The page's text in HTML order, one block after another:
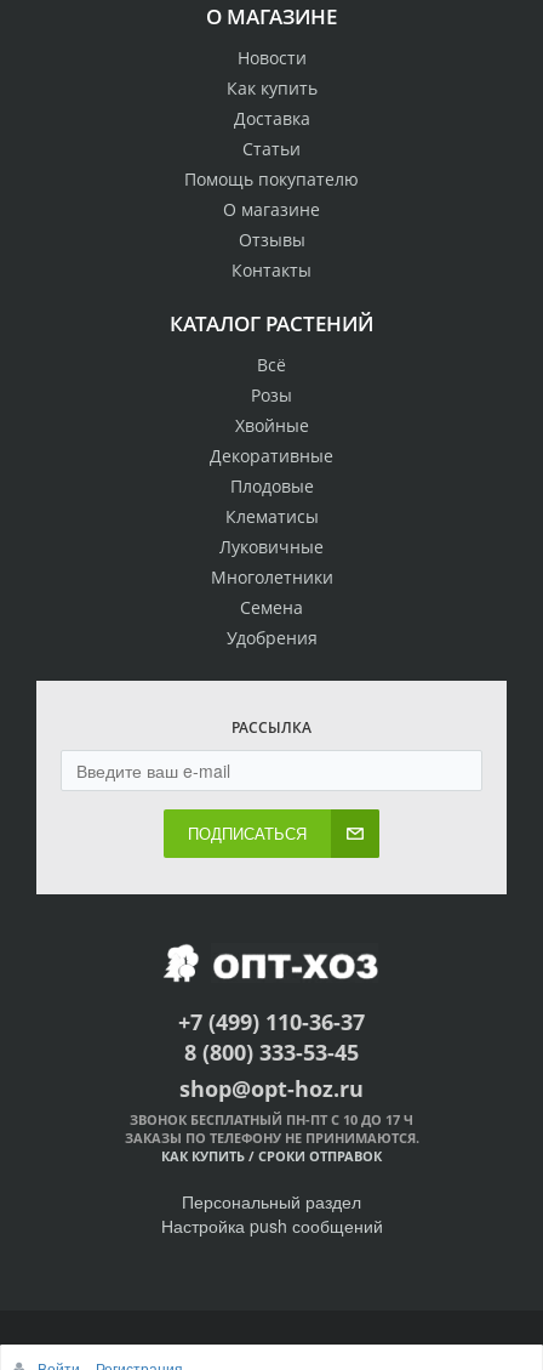
О МАГАЗИНЕ
Новости
Как купить
Доставка
Статьи
Помощь покупателю
О магазине
Отзывы
Контакты
КАТАЛОГ РАСТЕНИЙ
Всё
Розы
Хвойные
Декоративные
Плодовые
Клематисы
Луковичные
Многолетники
Семена
Удобрения
РАССЫЛКА
ПОДПИСАТЬСЯ
+7 (499) 110-36-37
8 (800) 333-53-45
shop@opt-hoz.ru
ЗВОНОК БЕСПЛАТНЫЙ ПН-ПТ С 10 ДО 17 Ч
ЗАКАЗЫ ПО ТЕЛЕФОНУ НЕ ПРИНИМАЮТСЯ.
КАК КУПИТЬ / СРОКИ ОТПРАВОК
Персональный раздел
Настройка push сообщений
© Интернет-магазин ОПТ-ХОЗ, 2011-2026